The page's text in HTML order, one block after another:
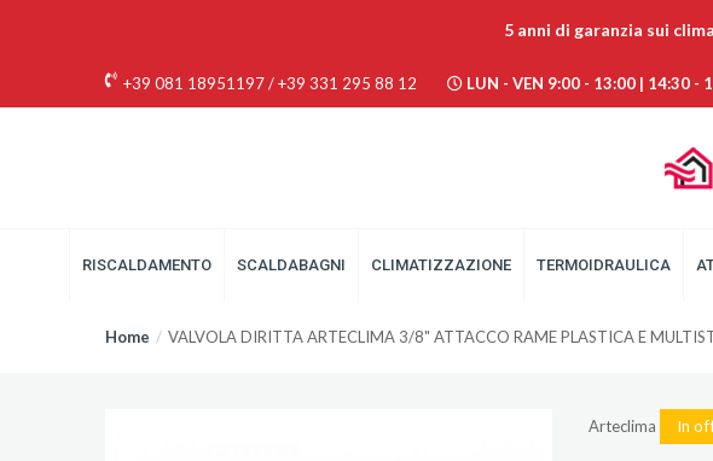
5 anni di garanzia sui
+39 081 18951197/+39 331 295 88 12 LUN - VEN 9:00 - 13:00 | 14:30 -
RISCALDAMENTO SCALDABAGNI CLIMATIZZAZIONE TERMOIDRAULICA
Home VALVOLA DIRITTA ARTECLIMA 3/8" ATTACCO RAME PLASTICA E
Arteclima In